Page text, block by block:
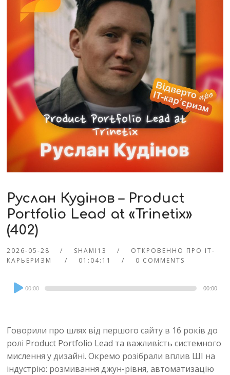
Руслан Кудінов – Product
Portfolio Lead at «Trinetix»
(402)
2026-05-28 SHAMI13
ОТКРОВЕННО ПРО IT-
КАРЬЕРИЗМ
01:04:11 0 COMMENTS
Audio
Player
00:00 00:00
Говорили про шлях від першого сайту в 16 років до
ролі Product Portfolio Lead та важливість системного
мислення у дизайні. Окремо розібрали вплив ШІ на
індустрію: розмивання джун-рівня, автоматизацію